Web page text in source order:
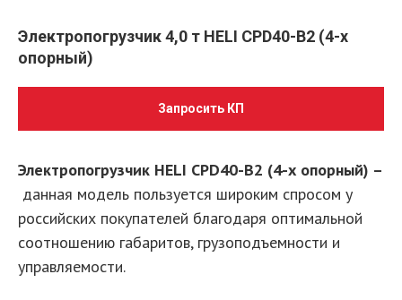
Электропогрузчик 4,0 т HELI CPD40-B2 (4-х
опорный)
Запросить КП
Электропогрузчик HELI CPD40-B2 (4-х опорный) –
данная модель пользуется широким спросом у
российских покупателей благодаря оптимальной
соотношению габаритов, грузоподъемности и
управляемости.